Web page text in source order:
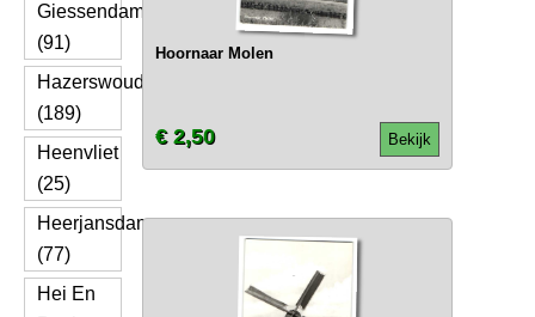
Giessendam
(91)
Hazerswoude
(189)
Heenvliet
(25)
Heerjansdam
(77)
Hei En
Hoornaar Molen
Bekijk
€ 2,50